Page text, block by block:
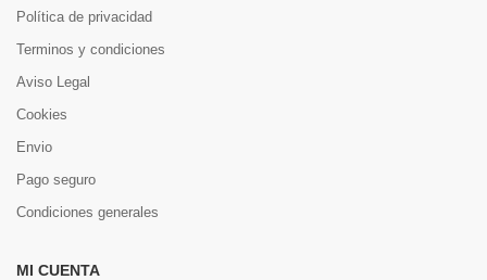
Política de privacidad
Terminos y condiciones
Aviso Legal
Cookies
Envio
Pago seguro
Condiciones generales
MI CUENTA